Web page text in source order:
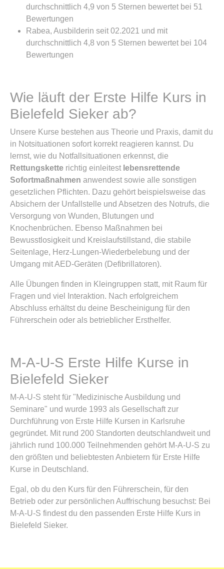
durchschnittlich 4,9 von 5 Sternen bewertet bei 51
Bewertungen
Rabea, Ausbilderin seit 02.2021 und mit
durchschnittlich 4,8 von 5 Sternen bewertet bei 104
Bewertungen
Wie läuft der Erste Hilfe Kurs in
Bielefeld Sieker ab?
Unsere Kurse bestehen aus Theorie und Praxis, damit du
in Notsituationen sofort korrekt reagieren kannst. Du
lernst, wie du Notfallsituationen erkennst, die
Rettungskette richtig einleitest lebensrettende
Sofortmaßnahmen anwendest sowie alle sonstigen
gesetzlichen Pflichten. Dazu gehört beispielsweise das
Absichern der Unfallstelle und Absetzen des Notrufs, die
Versorgung von Wunden, Blutungen und
Knochenbrüchen. Ebenso Maßnahmen bei
Bewusstlosigkeit und Kreislaufstillstand, die stabile
Seitenlage, Herz-Lungen-Wiederbelebung und der
Umgang mit AED-Geräten (Defibrillatoren).
Alle Übungen finden in Kleingruppen statt, mit Raum für
Fragen und viel Interaktion. Nach erfolgreichem
Abschluss erhältst du deine Bescheinigung für den
Führerschein oder als betrieblicher Ersthelfer.
M-A-U-S Erste Hilfe Kurse in
Bielefeld Sieker
M-A-U-S steht für "Medizinische Ausbildung und
Seminare" und wurde 1993 als Gesellschaft zur
Durchführung von Erste Hilfe Kursen in Karlsruhe
gegründet. Mit rund 200 Standorten deutschlandweit und
jährlich rund 100.000 Teilnehmenden gehört M-A-U-S zu
den größten und beliebtesten Anbietern für Erste Hilfe
Kurse in Deutschland.
Egal, ob du den Kurs für den Führerschein, für den
Betrieb oder zur persönlichen Auffrischung besuchst: Bei
M-A-U-S findest du den passenden Erste Hilfe Kurs in
Bielefeld Sieker.